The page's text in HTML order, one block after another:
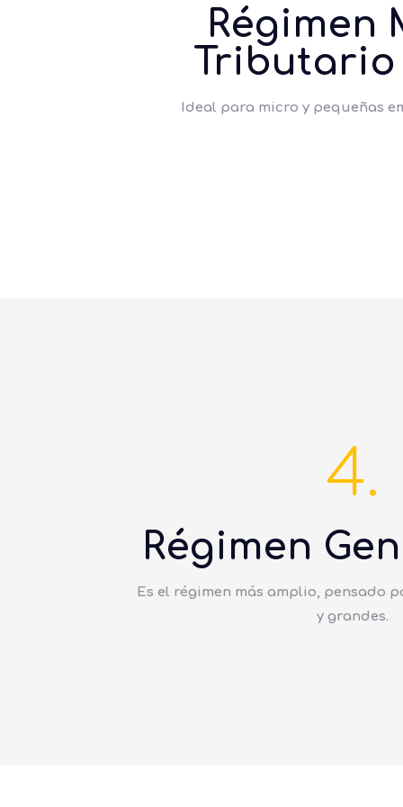
Régimen
Tributario
Ideal para micro y pequeñas
4.
Régimen
Es el régimen más amplio, pensado
y grandes.